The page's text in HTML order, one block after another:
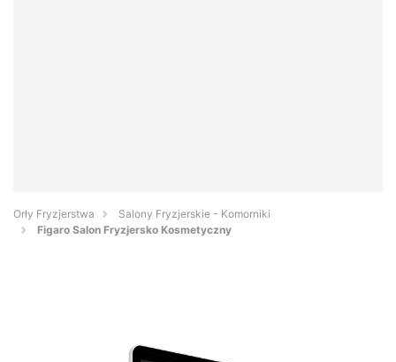
Orły Fryzjerstwa
Salony Fryzjerskie - Komorniki
Figaro Salon Fryzjersko Kosmetyczny